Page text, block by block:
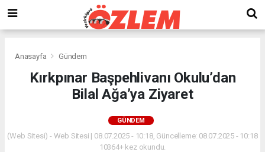
Anasayfa Gündem
Kırkpınar Başpehlivanı Okulu’dan
Bilal Ağa’ya Ziyaret
GÜNDEM
(Web Sitesi) - Web Sitesi | 08.07.2025 - 10:18, Güncelleme: 08.07.2025 - 10:18
10364+ kez okundu.